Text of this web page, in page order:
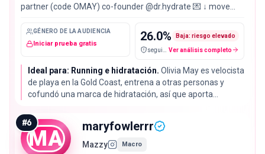
partner (code OMAY) co-founder @dr.hydrate 💌 ↓ move
GÉNERO DE LA AUDIENCIA
Iniciar prueba gratis
26.0% Baja: riesgo elevado
Ver análisis completo
Ideal para: Running e hidratación. Olivia May es velocista
de playa en la Gold Coast, entrena a otras personas y
cofundó una marca de hidratación, así que aporta
de interacción del 1.04% está muy por debajo de la
mediana del 2.72%.
MA
#6 maryfowlerrr
Mazzy Macro